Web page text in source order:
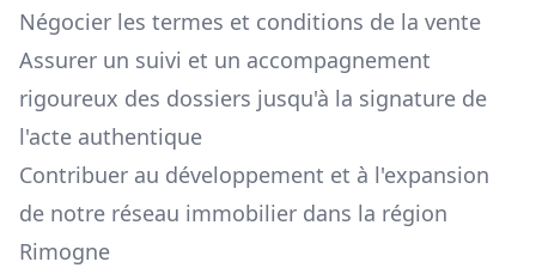
Négocier les termes et conditions de la vente
Assurer un suivi et un accompagnement
rigoureux des dossiers jusqu'à la signature de
l'acte authentique
Contribuer au développement et à l'expansion
de notre réseau immobilier dans la région
Rimogne